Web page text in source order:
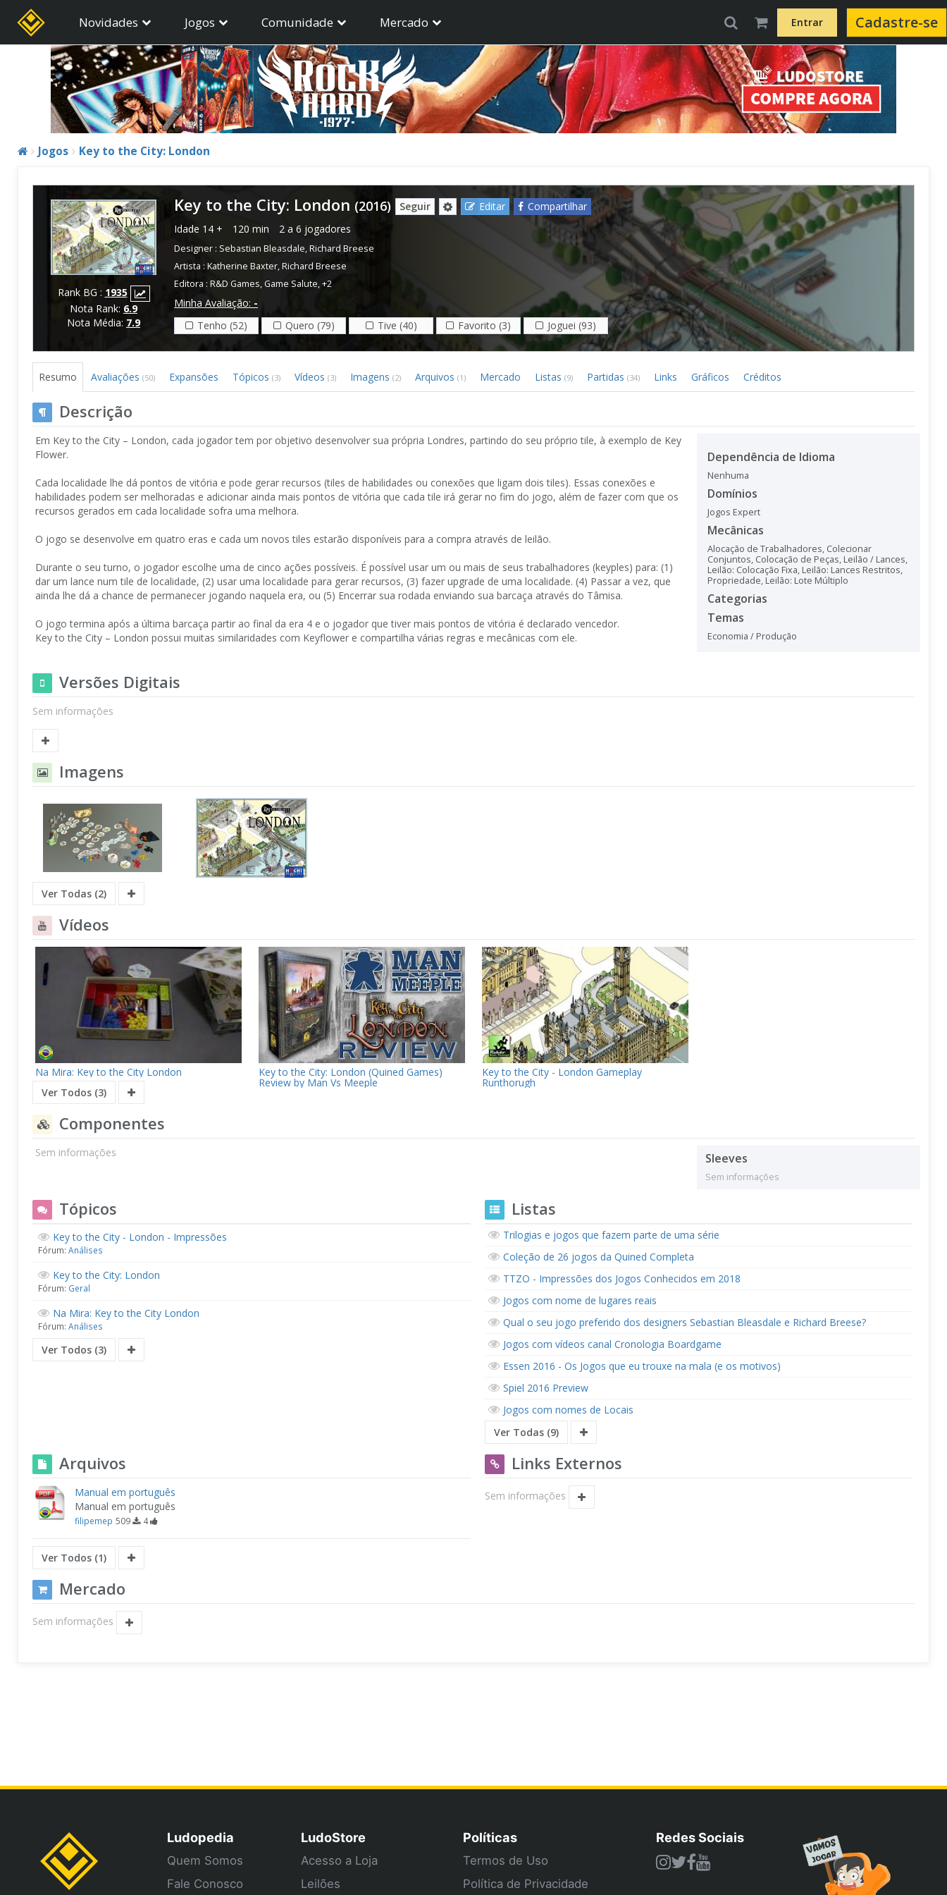
Novidades Jogos Comunidade Mercado Entrar Cadastre-se
Jogos Key to the City: London
Rank BG : 1935
Nota Rank: 6.9
Nota Média: 7.9
Key to the City: London (2016) Seguir Editar
Compartilhar
Idade 14 + 120 min 2 a 6 jogadores
Designer : Sebastian Bleasdale,Richard Breese
Artista : Katherine Baxter,Richard Breese
Editora : R&D Games, Game Salute,+2
Minha Avaliação: -
Tenho (52)
Quero (79) Tive (40) Favorito (3) Joguei (93)
Resumo Avaliações (50) Expansões Tópicos (3) Vídeos (3) Imagens (2) Arquivos (1) Mercado Listas (9) Partidas (34) Links Gráficos Créditos
Descrição
Em Key to the City – London, cada jogador tem por objetivo desenvolver sua própria Londres, partindo do seu próprio tile, à exemplo de Key
Flower.
Cada localidade lhe dá pontos de vitória e pode gerar recursos (tiles de habilidades ou conexões que ligam dois tiles). Essas conexões e
habilidades podem ser melhoradas e adicionar ainda mais pontos de vitória que cada tile irá gerar no fim do jogo, além de fazer com que os
recursos gerados em cada localidade sofra uma melhora.
O jogo se desenvolve em quatro eras e cada um novos tiles estarão disponíveis para a compra através de leilão.
Durante o seu turno, o jogador escolhe uma de cinco ações possíveis. É possível usar um ou mais de seus trabalhadores (keyples) para: (1)
dar um lance num tile de localidade, (2) usar uma localidade para gerar recursos, (3) fazer upgrade de uma localidade. (4) Passar a vez, que
ainda lhe dá a chance de permanecer jogando naquela era, ou (5) Encerrar sua rodada enviando sua barcaça através do Tâmisa.
O jogo termina após a última barcaça partir ao final da era 4 e o jogador que tiver mais pontos de vitória é declarado vencedor.
Key to the City – London possui muitas similaridades com Keyflower e compartilha várias regras e mecânicas com ele.
Dependência de Idioma
Nenhuma
Domínios
Jogos Expert
Mecânicas
Alocação de Trabalhadores, Colecionar
Conjuntos, Colocação de Peças, Leilão / Lances,
Leilão: Colocação Fixa, Leilão: Lances Restritos,
Propriedade, Leilão: Lote Múltiplo
Categorias
Temas
Economia / Produção
Versões Digitais
Sem informações
Imagens
Ver Todas (2)
Vídeos
Na Mira: Key to the City London Key to the City: London (Quined Games)
Review by Man Vs Meeple
Key to the City - London Gameplay
Runthorugh
Ver Todos (3)
Componentes
Sem informações Sleeves
Sem informações
Tópicos
Key to the City - London - Impressões
Fórum: Análises
Key to the City: London
Fórum: Geral
Na Mira: Key to the City London
Fórum: Análises
Ver Todos (3)
Listas
Trilogias e jogos que fazem parte de uma série
Coleção de 26 jogos da Quined Completa
TTZO - Impressões dos Jogos Conhecidos em 2018
Jogos com nome de lugares reais
Qual o seu jogo preferido dos designers Sebastian Bleasdale e Richard Breese?
Jogos com vídeos canal Cronologia Boardgame
Essen 2016 - Os Jogos que eu trouxe na mala (e os motivos)
Spiel 2016 Preview
Jogos com nomes de Locais
Ver Todas (9)
Arquivos
Manual em português
Manual em português
filipemep 509 4
Ver Todos (1)
Links Externos
Sem informações
Mercado
Sem informações
Ludopedia
Quem Somos
Fale Conosco
LudoStore
Acesso a Loja
Leilões
Políticas
Termos de Uso
Política de Privacidade
Redes Sociais